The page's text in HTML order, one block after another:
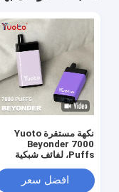
نكهة مستقرة Yuoto
Beyonder 7000
Puffs، لفائف شبكية
افضل سعر